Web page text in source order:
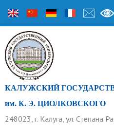
КАЛУЖСКИЙ
им. К. Э. ЦИОЛКОВСКОГО
248023, г. Калуга, ул. Степана